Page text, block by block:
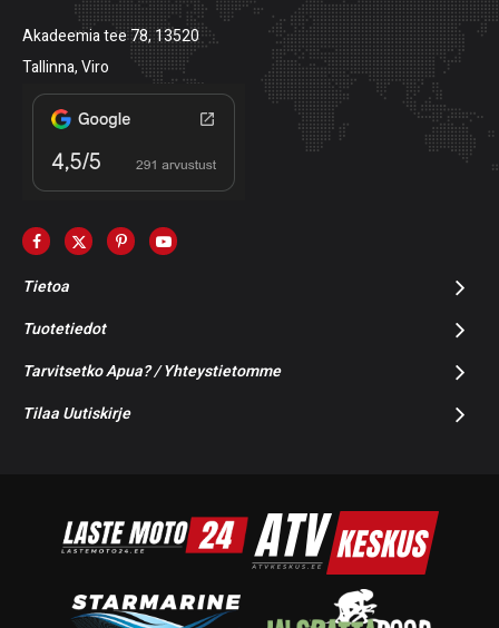
Akadeemia tee 78, 13520
Tallinna, Viro
Tietoa
Tuotetiedot
Tarvitsetko Apua? / Yhteystietomme
Tilaa Uutiskirje